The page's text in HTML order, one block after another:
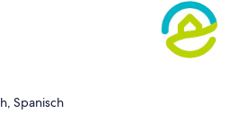
Spanisch